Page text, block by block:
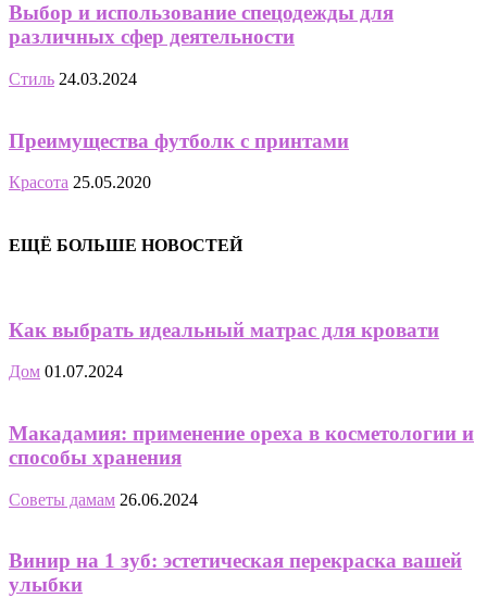
Выбор и использование спецодежды для
различных сфер деятельности
Стиль 24.03.2024
Преимущества футболк с принтами
Красота 25.05.2020
ЕЩЁ БОЛЬШЕ НОВОСТЕЙ
Как выбрать идеальный матрас для кровати
Дом 01.07.2024
Макадамия: применение ореха в косметологии и
способы хранения
Советы дамам 26.06.2024
Винир на 1 зуб: эстетическая перекраска вашей
улыбки